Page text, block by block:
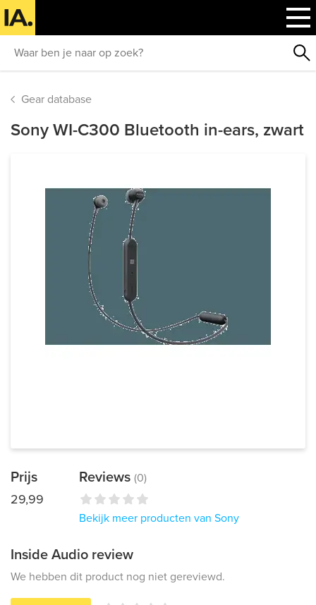
Gear database
Sony WI-C300 Bluetooth in-ears, zwart
Prijs
29,99
Reviews (0)
Bekijk meer producten van Sony
Inside Audio review
We hebben dit product nog niet gereviewd.